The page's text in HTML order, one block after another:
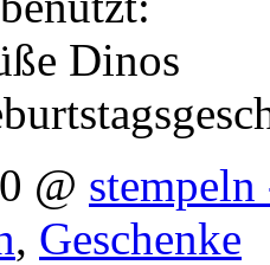
Dinos
@
, Geschenke